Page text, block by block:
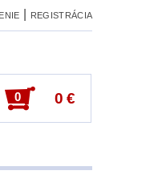
REGISTRÁCIA
0 0 €